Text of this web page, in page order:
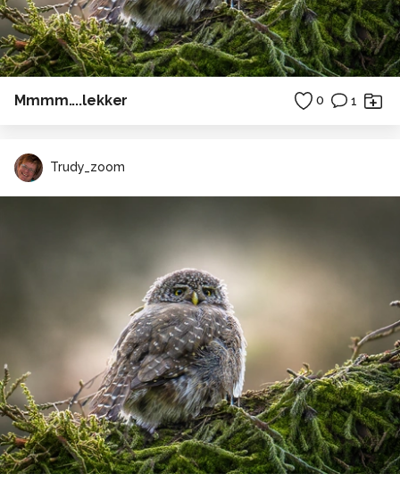
Mmmm....lekker 0 1
Trudy_zoom